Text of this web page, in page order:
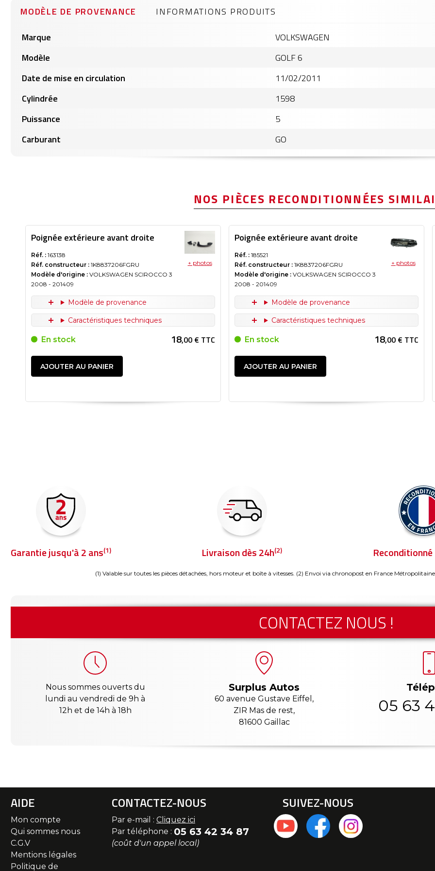
MODÈLE DE PROVENANCE
produits
Marque
VOLKSWAGEN
Modèle
GOLF 6
Date de mise en circulation
11/02/2011
Cylindrée
1598
Puissance
5
Carburant
GO
INFORMATIONS PRODUITS
NOS PIÈCES RECONDITIONNÉES
Poignée extérieure avant droite
Réf. : 163138
Réf. constructeur : 1K8837206FGRU
Modèle d'origine : VOLKSWAGEN SCIROCCO 3
2008 - 201409
+ photos
Modèle de provenance
Caractéristiques techniques
En stock 18,00 € TTC
AJOUTER AU PANIER
Poignée extérieure avant droite
Réf. : 185521
Réf. constructeur : 1K8837206FGRU
Modèle d'origine : VOLKSWAGEN SCIROCCO 3
2008 - 201409
+ photos
Modèle de provenance
Caractéristiques techniques
En stock 18,00 € TTC
AJOUTER AU PANIER
Garantie jusqu'à 2 ans(1) Livraison dès 24h(2) Reconditionné
(1) Valable sur toutes les pièces détachées, hors moteur et boîte à vitesses. (2) Envoi via chronopost en France
CONTACTEZ NOUS !
Nous sommes ouverts du
lundi au vendredi de 9h à
12h et de 14h à 18h
Surplus Autos
60 avenue Gustave Eiffel,
ZIR Mas de rest,
81600 Gaillac
05 63
AIDE
Mon compte
Qui sommes nous
C.G.V
Mentions légales
Politique de
CONTACTEZ-NOUS
Par e-mail : Cliquez ici
Par téléphone : 05 63 42 34 87
(coût d'un appel local)
SUIVEZ-NOUS